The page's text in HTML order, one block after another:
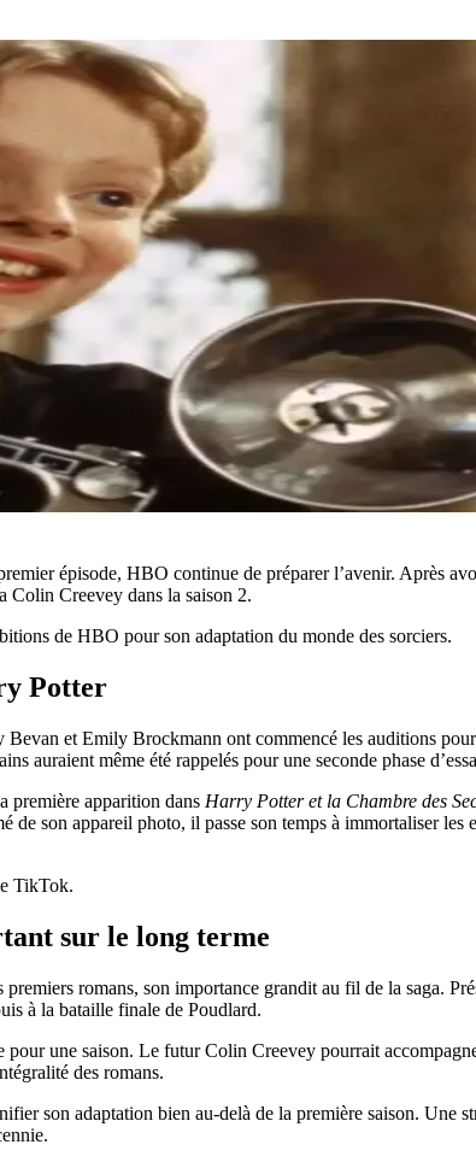
épisode, HBO continue de préparer l’avenir. Après
Colin Creevey dans la saison 2.
de HBO pour son adaptation du monde des sorciers.
Potter
et Emily Brockmann ont commencé les auditions
auraient même été rappelés pour une seconde phase
première apparition dans Harry Potter et la Chambre des
son appareil photo, il passe son temps à immortaliser les
TikTok.
sur le long terme
romans, son importance grandit au fil de la saga.
à la bataille finale de Poudlard.
une saison. Le futur Colin Creevey pourrait
des romans.
son adaptation bien au-delà de la première saison. Une